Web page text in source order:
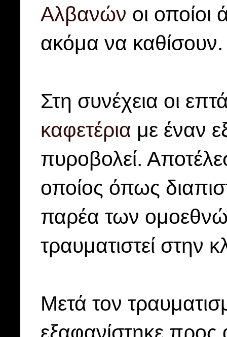
Αλβανών οι οποίοι
ακόμα να καθίσουν.
Στη συνέχεια οι
καφετέρια με έναν
πυροβολεί.
οποίος όπως
παρέα των
τραυματιστεί στην
Μετά τον